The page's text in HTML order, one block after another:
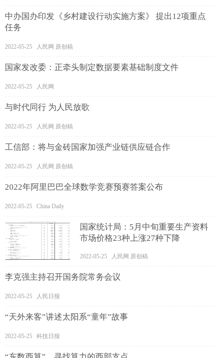
中办国办印发《乡村建设行动实施方案》 提出12项重点
任务
2022-05-25 人民网 原创稿
国家发改委：正牵头制定数据要素基础制度文件
2022-05-25 人民网
与时代同行 为人民放歌
2022-05-25 人民网 原创稿
工信部：将与金砖国家加强产业链供应链合作
2022-05-25 人民网 原创稿
2022年阿里巴巴全球数学竞赛预赛答案公布
2022-05-25 China Daily
国家统计局：5月中旬重要生产资料
市场价格23种上涨27种下降
2022-05-25 人民网 原创稿
李克强主持召开国务院常务会议
2022-05-25 人民日报
“天外来客”讲述太阳系“童年”故事
2022-05-25 科技日报